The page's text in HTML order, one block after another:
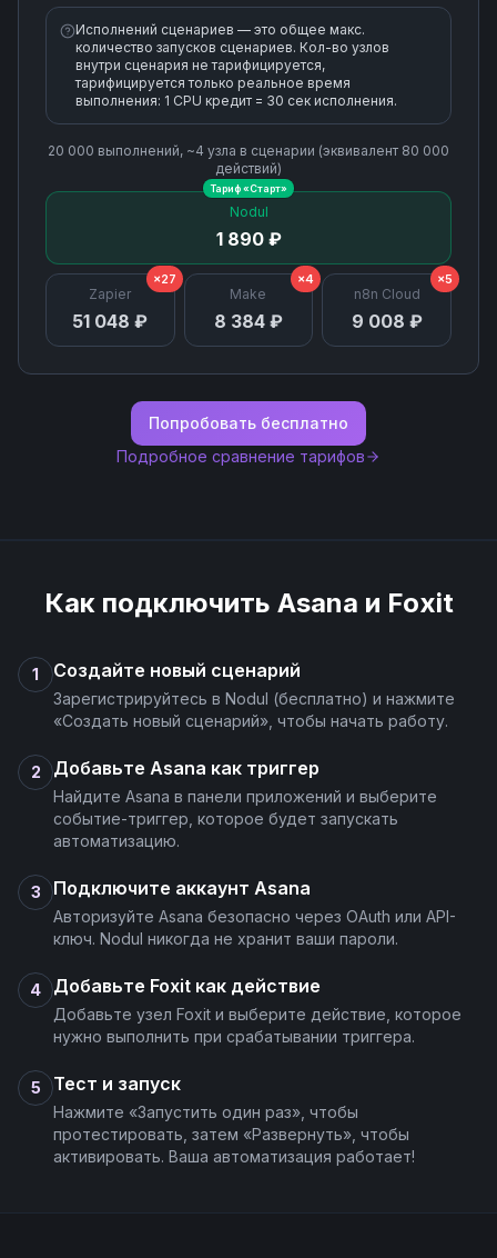
Исполнений сценариев — это общее макс.
количество запусков сценариев. Кол-во узлов
внутри сценария не тарифицируется,
тарифицируется только реальное время
выполнения: 1 CPU кредит = 30 сек исполнения.
20 000 выполнений, ~4 узла в сценарии (эквивалент 80 000
действий)
Nodul
1 890 ₽
Тариф «Старт»
Zapier
51 048 ₽
×27
Make
8 384 ₽
×4
n8n Cloud
9 008 ₽
×5
Попробовать бесплатно
Подробное сравнение тарифов
Как подключить Asana и Foxit
1 Создайте новый сценарий
Зарегистрируйтесь в Nodul (бесплатно) и нажмите
«Создать новый сценарий», чтобы начать работу.
2 Добавьте Asana как триггер
Найдите Asana в панели приложений и выберите
событие-триггер, которое будет запускать
автоматизацию.
3 Подключите аккаунт Asana
Авторизуйте Asana безопасно через OAuth или API-
ключ. Nodul никогда не хранит ваши пароли.
4 Добавьте Foxit как действие
Добавьте узел Foxit и выберите действие, которое
нужно выполнить при срабатывании триггера.
5 Тест и запуск
Нажмите «Запустить один раз», чтобы
протестировать, затем «Развернуть», чтобы
активировать. Ваша автоматизация работает!